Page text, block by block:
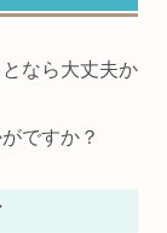
なら大丈夫か
ですか？